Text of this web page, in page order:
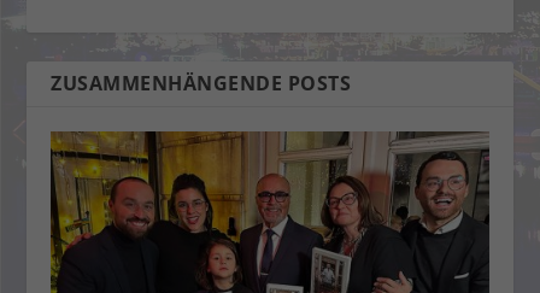
ZUSAMMENHÄNGENDE POSTS